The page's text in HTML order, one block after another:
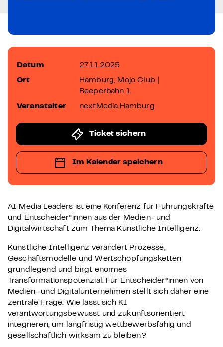
AI Media Leaders ist eine Konferenz für Führungskräfte
und Entscheider*innen aus der Medien- und
Digitalwirtschaft zum Thema Künstliche Intelligenz.
Künstliche Intelligenz verändert Prozesse,
Geschäftsmodelle und Wertschöpfungsketten
grundlegend und birgt enormes
Transformationspotenzial. Für Entscheider*innen von
Medien- und Digitalunternehmen stellt sich daher eine
zentrale Frage: Wie lässt sich KI
verantwortungsbewusst und zukunftsorientiert
integrieren, um langfristig wettbewerbsfähig und
gesellschaftlich wirksam zu bleiben?
Datum 27.11.2025
Ort
Hamburg, Mojo Club |
Reeperbahn 1
Veranstalter nextMedia.Hamburg
Ticket sichern
Im Kalender speichern